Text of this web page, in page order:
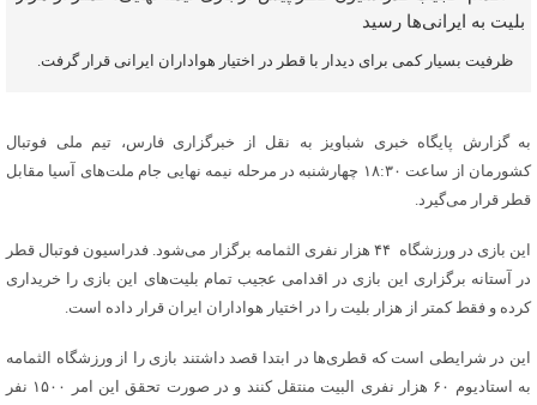
ظرفیت بسیار کمی برای دیدار با قطر در اختیار هواداران ایرانی قرار گرفت.
به گزارش پایگاه خبری شباویز به نقل از خبرگزاری فارس، تیم ملی فوتبال
کشورمان از ساعت ۱۸:۳۰ چهارشنبه در مرحله نیمه نهایی جام ملت‌های آسیا مقابل
قطر قرار می‌گیرد.
این بازی در ورزشگاه ۴۴ هزار نفری الثمامه برگزار می‌شود. فدراسیون فوتبال قطر
در آستانه برگزاری این بازی در اقدامی عجیب تمام بلیت‌های این بازی را خریداری
کرده و فقط کمتر از هزار بلیت را در اختیار هواداران ایران قرار داده است.
این در شرایطی است که قطری‌ها در ابتدا قصد داشتند بازی را از ورزشگاه الثمامه
به استادیوم ۶۰ هزار نفری البیت منتقل کنند و در صورت تحقق این امر ۱۵۰۰ نفر